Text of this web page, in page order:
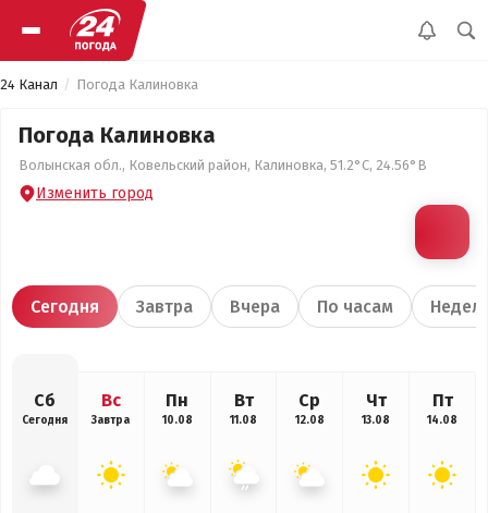
24 Канал Погода Калиновка
Погода Калиновка
Волынская обл., Ковельский район, Калиновка, 51.2°С, 24.56°В
Изменить город
Сегодня Завтра Вчера По часам
Сб
Сегодня
Вс
Завтра
Пн
10.08
Вт
11.08
Ср
12.08
Чт
13.08
Пт
14.08